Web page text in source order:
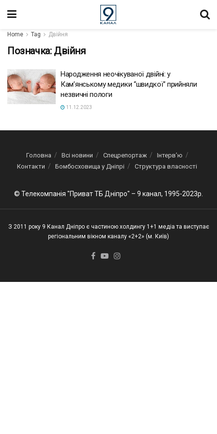
Home Tag Двійня
Позначка: Двійня
Народження неочікуваної двійні: у
Кам’янському медики “швидкої” прийняли
незвичні пологи
11.12.2023
Головна Всі новини Спецрепортаж
Інтерв’ю
Контакти
Бомбосховища у Дніпрі Структура власності
© Телекомпанія "Приват ТБ Дніпро" – 9 канал, 1995-2023р.
З 2011 року 9 Канал Дніпро є частиною холдингу 1+1 медіа та виступає
регіональним вікном каналу «2+2» (м. Київ)